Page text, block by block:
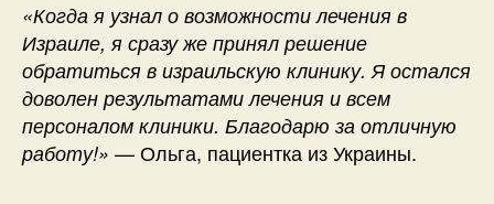
«Когда я узнал о возможности лечения в
Израиле, я сразу же принял решение
обратиться в израильскую клинику. Я остался
доволен результатами лечения и всем
персоналом клиники. Благодарю за отличную
работу!» — Ольга, пациентка из Украины.